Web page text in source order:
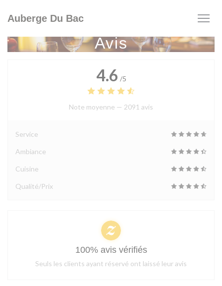
Auberge Du Bac
Avis
4.6 /5
Note moyenne — 2091 avis
Service
Ambiance
Cuisine
Qualité/Prix
100% avis vérifiés
Seuls les clients ayant réservé ont laissé leur avis